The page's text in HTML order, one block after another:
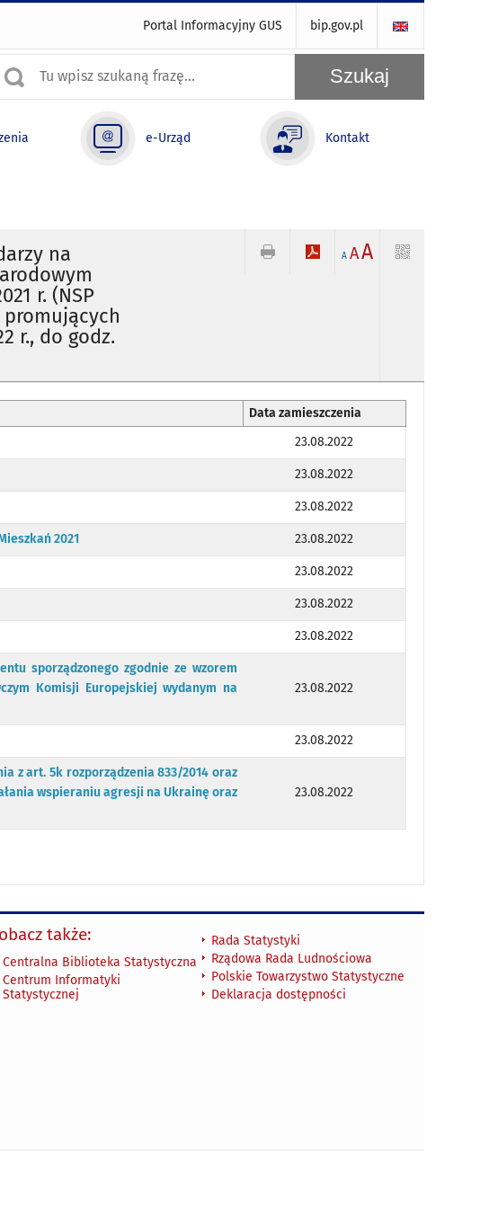
Portal Informacyjny GUS bip.gov.pl
e-Urząd Kontakt
na
r. (NSP
promujących
r., do godz.
A AA
Data zamieszczenia
23.08.2022
23.08.2022
23.08.2022
2021 23.08.2022
23.08.2022
23.08.2022
23.08.2022
sporządzonego zgodnie ze wzorem
Komisji Europejskiej wydanym na
23.08.2022
23.08.2022
z art. 5k rozporządzenia 833/2014 oraz
wspieraniu agresji na Ukrainę oraz
23.08.2022
także:
Centralna Biblioteka Statystyczna
Centrum Informatyki
Statystycznej
Rada Statystyki
Rządowa Rada Ludnościowa
Polskie Towarzystwo Statystyczne
Deklaracja dostępności